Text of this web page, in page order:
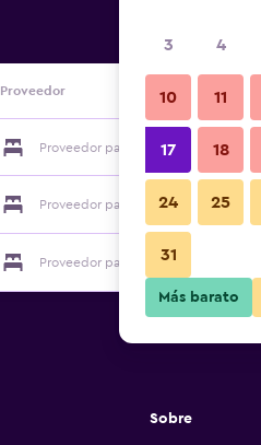
Proveedor
Proveedor para B&B A Casa di Nonna
Proveedor para B&B A Casa di Nonna
Proveedor para B&B A Casa di Nonna
Sobre
3 4
10 11
17 18
24 25
31
Más barato